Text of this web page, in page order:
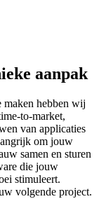
aanpak
maken hebben wij
to-market,
van applicaties
om jouw
samen en sturen
die jouw
stimuleert.
volgende project.